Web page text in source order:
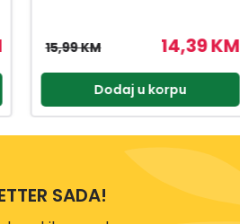
26,99 KM
29,99 KM
Dodaj u korpu
SADA!